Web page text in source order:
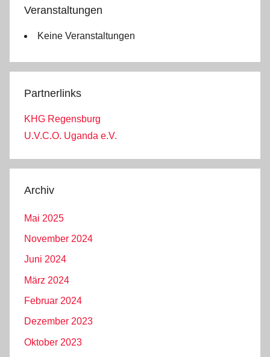
Veranstaltungen
Keine Veranstaltungen
Partnerlinks
KHG Regensburg
U.V.C.O. Uganda e.V.
Archiv
Mai 2025
November 2024
Juni 2024
März 2024
Februar 2024
Dezember 2023
Oktober 2023